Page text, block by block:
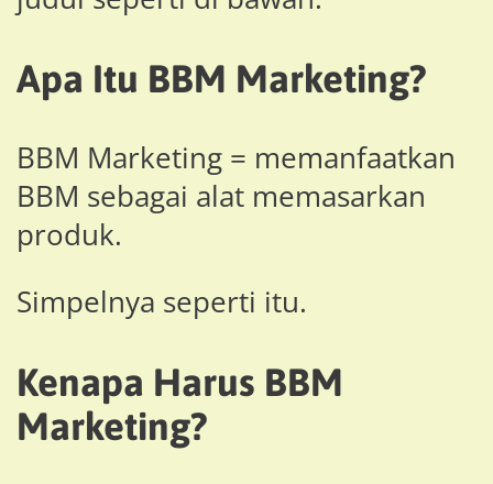
Apa Itu BBM Marketing?
BBM Marketing = memanfaatkan
BBM sebagai alat memasarkan
produk.
Simpelnya seperti itu.
Kenapa Harus BBM
Marketing?